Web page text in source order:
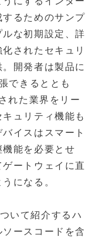
るためのサンプ
な初期設定、詳
されたセキュリ
開発者は製品に
できるととも
れた業界をリー
ュリティ機能も
イスはスマート
能を必要とせ
ートウェイに直
になる。
いて紹介するハ
ースコードを含